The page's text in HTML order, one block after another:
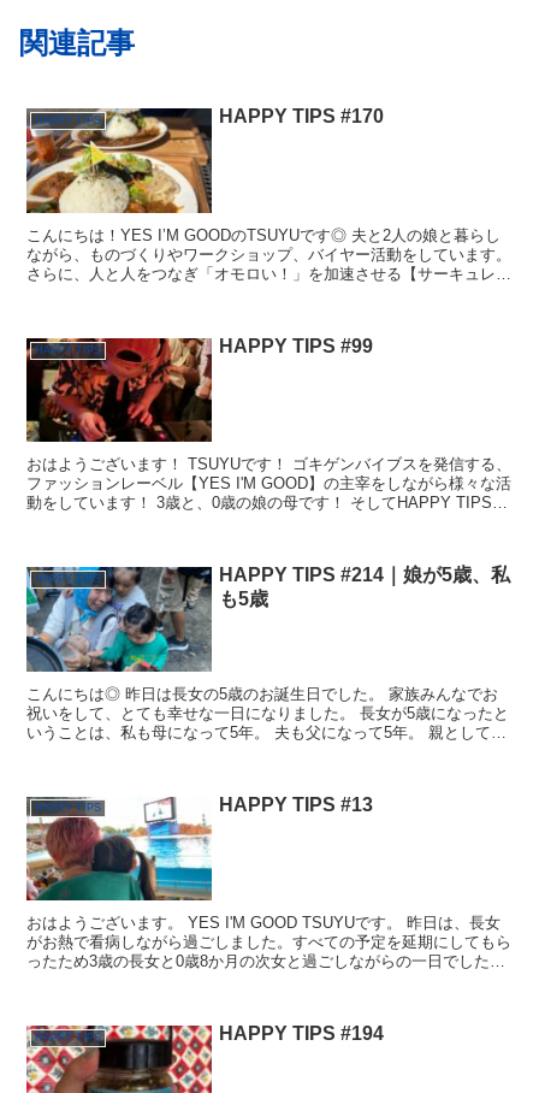
関連記事
HAPPY TIPS HAPPY TIPS #170
こんにちは！YES I’M GOODのTSUYUです◎ 夫と2人の娘と暮らし
ながら、ものづくりやワークショップ、バイヤー活動をしています。
さらに、人と人をつなぎ「オモロい！」を加速させる【サーキュレー
HAPPY TIPS HAPPY TIPS #99
おはようございます！ TSUYUです！ ゴキゲンバイブスを発信する、
ファッションレーベル【YES I'M GOOD】の主宰をしながら様々な活
動をしています！ 3歳と、0歳の娘の母です！ そしてHAPPY TIPSの
HAPPY TIPS
HAPPY TIPS #214｜娘が5歳、私
も5歳
こんにちは◎ 昨日は長女の5歳のお誕生日でした。 家族みんなでお
祝いをして、とても幸せな一日になりました。 長女が5歳になったと
いうことは、私も母になって5年。 夫も父になって5年。 親としても
HAPPY TIPS HAPPY TIPS #13
おはようございます。 YES I'M GOOD TSUYUです。 昨日は、長女
がお熱で看病しながら過ごしました。すべての予定を延期にしてもら
ったため3歳の長女と0歳8か月の次女と過ごしながらの一日でした。
HAPPY TIPS HAPPY TIPS #194